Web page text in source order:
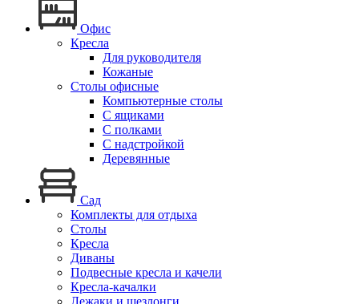
Офис
Кресла
Для руководителя
Кожаные
Столы офисные
Компьютерные столы
С ящиками
С полками
С надстройкой
Деревянные
Сад
Комплекты для отдыха
Столы
Кресла
Диваны
Подвесные кресла и качели
Кресла-качалки